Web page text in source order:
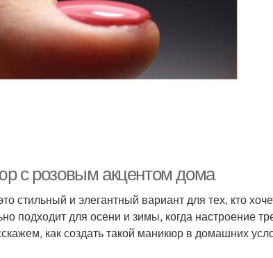
с розовым акцентом дома
стильный и элегантный вариант для тех, кто
подходит для осени и зимы, когда настроение
как создать такой маникюр в домашних